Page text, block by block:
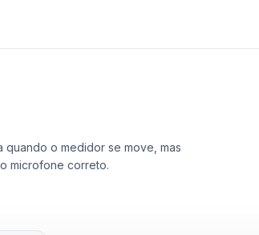
o medidor se move, mas
microfone correto.